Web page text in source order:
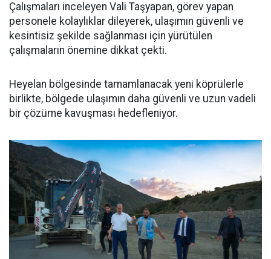
Çalışmaları inceleyen Vali Taşyapan, görev yapan
personele kolaylıklar dileyerek, ulaşımın güvenli ve
kesintisiz şekilde sağlanması için yürütülen
çalışmaların önemine dikkat çekti.
Heyelan bölgesinde tamamlanacak yeni köprülerle
birlikte, bölgede ulaşımın daha güvenli ve uzun vadeli
bir çözüme kavuşması hedefleniyor.